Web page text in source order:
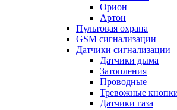
Орион
Артон
Пультовая охрана
GSM сигнализации
Датчики сигнализации
Датчики дыма
Затопления
Проводные
Тревожные
Датчики газа